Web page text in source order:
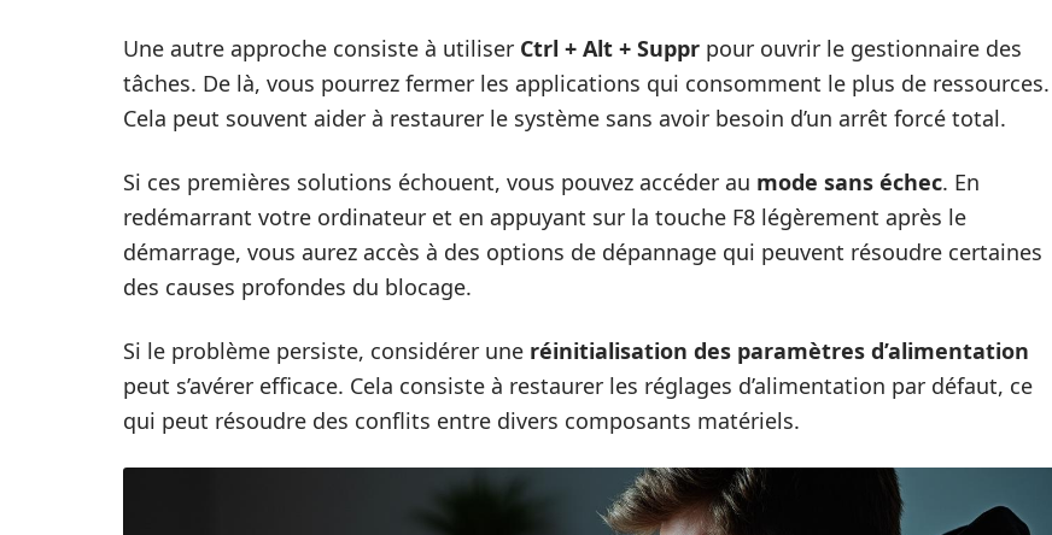
Une autre approche consiste à utiliser Ctrl + Alt + Suppr pour ouvrir le gestionnaire des
tâches. De là, vous pourrez fermer les applications qui consomment le plus de ressources.
Cela peut souvent aider à restaurer le système sans avoir besoin d’un arrêt forcé total.
Si ces premières solutions échouent, vous pouvez accéder au mode sans échec. En
redémarrant votre ordinateur et en appuyant sur la touche F8 légèrement après le
démarrage, vous aurez accès à des options de dépannage qui peuvent résoudre certaines
des causes profondes du blocage.
Si le problème persiste, considérer une réinitialisation des paramètres d’alimentation
peut s’avérer efficace. Cela consiste à restaurer les réglages d’alimentation par défaut, ce
qui peut résoudre des conflits entre divers composants matériels.